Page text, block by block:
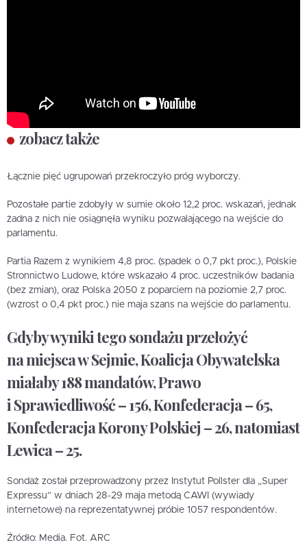
zobacz także
Łącznie pięć ugrupowań przekroczyło próg wyborczy.
Pozostałe partie zdobyły w sumie około 12,2 proc. wskazań, jednak
żadna z nich nie osiągnęła wyniku pozwalającego na wejście do
parlamentu.
Partia Razem z wynikiem 4,8 proc. (spadek o 0,7 pkt proc.), Polskie
Stronnictwo Ludowe, które wskazało 4 proc. uczestników badania
(bez zmian), oraz Polska 2050 z poparciem na poziomie 2,7 proc.
(wzrost o 0,4 pkt proc.) nie maja szans na wejście do parlamentu.
Gdyby wyniki tego sondażu przełożyć
na miejsca w Sejmie, Koalicja Obywatelska
miałaby 188 mandatów, Prawo
i Sprawiedliwość – 156, Konfederacja – 65,
Konfederacja Korony Polskiej – 26, natomiast
Lewica – 25.
Sondaż został przeprowadzony przez Instytut Pollster dla „Super
Expressu” w dniach 28-29 maja metodą CAWI (wywiady
internetowe) na reprezentatywnej próbie 1057 respondentów.
Źródło: Media. Fot. ARC